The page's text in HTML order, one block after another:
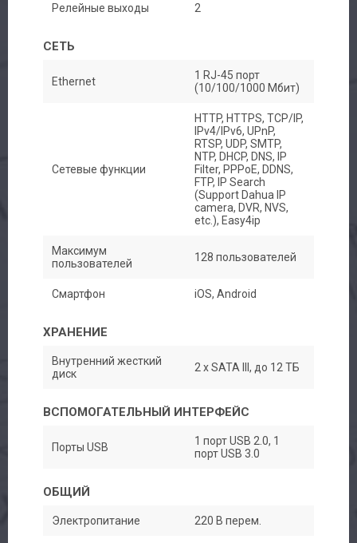
Релейные выходы 2
СЕТЬ
Ethernet
1 RJ-45 порт
(10/100/1000 Мбит)
Сетевые функции
HTTP, HTTPS, TCP/IP,
IPv4/IPv6, UPnP,
RTSP, UDP, SMTP,
NTP, DHCP, DNS, IP
Filter, PPPoE, DDNS,
FTP, IP Search
(Support Dahua IP
camera, DVR, NVS,
etc.), Easy4ip
Максимум
пользователей
128 пользователей
Смартфон iOS, Android
ХРАНЕНИЕ
Внутренний жесткий
диск
2 х SATA III, до 12 ТБ
ВСПОМОГАТЕЛЬНЫЙ ИНТЕРФЕЙС
Порты USB
1 порт USB 2.0, 1
порт USB 3.0
ОБЩИЙ
Электропитание 220 В перем.